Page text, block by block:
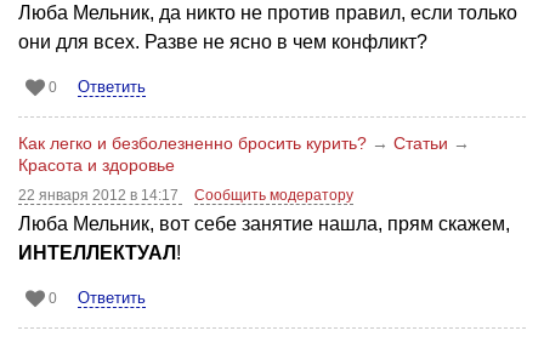
Люба Мельник, да никто не против правил, если только
они для всех. Разве не ясно в чем конфликт?
0 Ответить
Как легко и безболезненно бросить курить? → Статьи →
Красота и здоровье
22 января 2012 в 14:17 Сообщить модератору
Люба Мельник, вот себе занятие нашла, прям скажем,
ИНТЕЛЛЕКТУАЛ !
0 Ответить